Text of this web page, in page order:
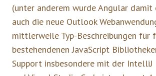
(unter anderem wurde Angular
auch die neue Outlook
mittlerweile Typ-Beschreibungen für
bestehendenen JavaScript
Support insbesondere mit der